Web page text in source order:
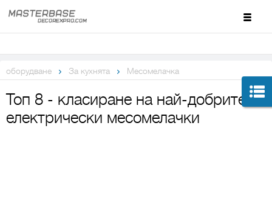
оборудване За кухнята Месомелачка
Топ 8 - класиране на най-добрите
електрически месомелачки